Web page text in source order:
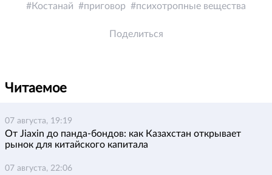
Костанай приговор психотропные вещества
Поделиться
Читаемое
07 августа, 19:19
От Jiaxin до панда-бондов: как Казахстан открывает
рынок для китайского капитала
07 августа, 22:06